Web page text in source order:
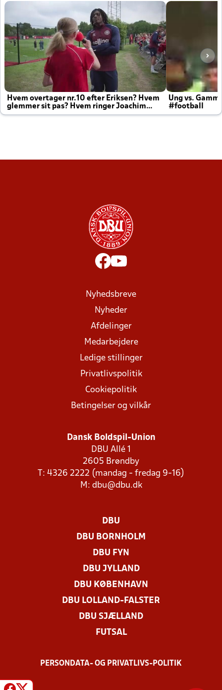
Hvem overtager nr.10 efter Eriksen? Hvem
glemmer sit pas? Hvem ringer Joachim
altid til efter kampe?
Ung vs.
#football
Nyhedsbreve
Nyheder
Afdelinger
Medarbejdere
Ledige stillinger
Privatlivspolitik
Cookiepolitik
Betingelser og vilkår
Dansk Boldspil-Union
DBU Allé 1
2605 Brøndby
T: 4326 2222 (mandag - fredag 9-16)
M: dbu@dbu.dk
DBU
DBU BORNHOLM
DBU FYN
DBU JYLLAND
DBU KØBENHAVN
DBU LOLLAND-FALSTER
DBU SJÆLLAND
FUTSAL
PERSONDATA- OG PRIVATLIVS-POLITIK